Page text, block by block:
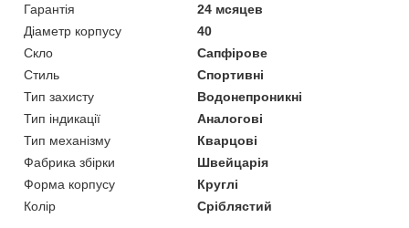
Гарантія
24 мсяцев
Діаметр корпусу
40
Скло
Сапфірове
Стиль
Спортивні
Тип захисту
Водонепроникні
Тип індикації
Аналогові
Тип механізму
Кварцові
Фабрика збірки
Швейцарія
Форма корпусу
Круглі
Колір
Сріблястий